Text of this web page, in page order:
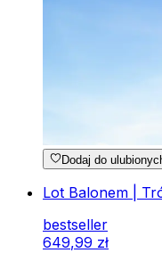
Dodaj do
Lot Balonem |
bestseller
649,99 zł